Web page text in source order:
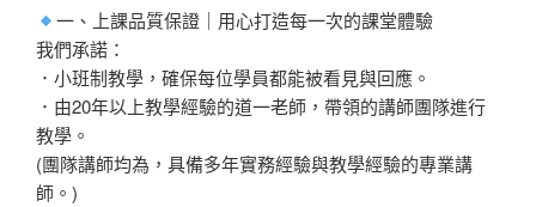
一、上課品質保證｜用心打造每一次的課堂體驗
我們承諾：
．小班制教學，確保每位學員都能被看見與回應。
．由20年以上教學經驗的道一老師，帶領的講師團隊進行
教學。
(團隊講師均為，具備多年實務經驗與教學經驗的專業講
師。)